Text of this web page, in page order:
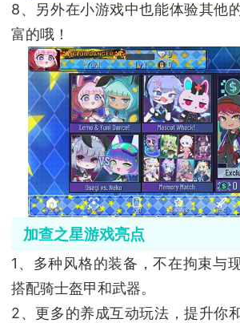
8、另外在小游戏中也能体验其他
富的哦！
加查之星游戏亮点
1、多种风格的装备，不在拘束与
搭配骑士盔甲和武器。
2、更多的养成互动玩法，提升你